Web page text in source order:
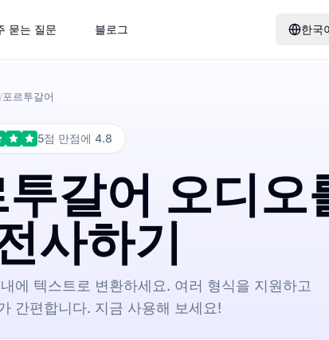
묻는 질문 블로그 한국
/포르투갈어
5점 만점에 4.8
갈어 오디오
사하기
에 텍스트로 변환하세요. 여러 형식을 지원하고
간편합니다. 지금 사용해 보세요!